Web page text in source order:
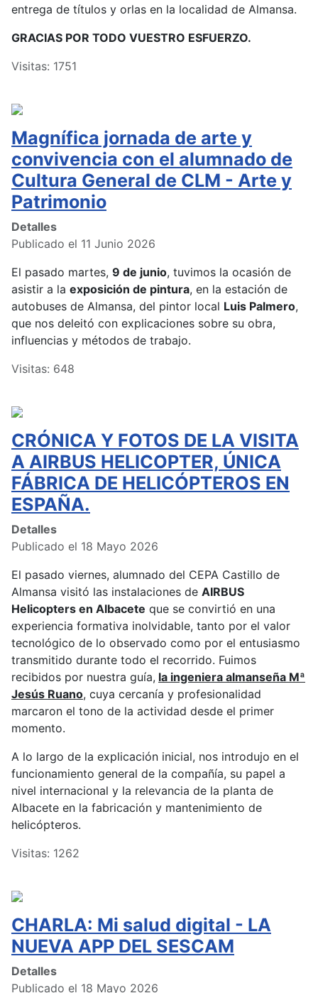
entrega de títulos y orlas en la localidad de Almansa.
GRACIAS POR TODO VUESTRO ESFUERZO.
Visitas: 1751
Magnífica jornada de arte y
convivencia con el alumnado de
Cultura General de CLM - Arte y
Patrimonio
Detalles
Publicado el 11 Junio 2026
El pasado martes, 9 de junio, tuvimos la ocasión de
asistir a la exposición de pintura, en la estación de
autobuses de Almansa, del pintor local Luis Palmero,
que nos deleitó con explicaciones sobre su obra,
influencias y métodos de trabajo.
Visitas: 648
CRÓNICA Y FOTOS DE LA VISITA
A AIRBUS HELICOPTER, ÚNICA
FÁBRICA DE HELICÓPTEROS EN
ESPAÑA.
Detalles
Publicado el 18 Mayo 2026
El pasado viernes, alumnado del CEPA Castillo de
Almansa visitó las instalaciones de AIRBUS
Helicopters en Albacete que se convirtió en una
experiencia formativa inolvidable, tanto por el valor
tecnológico de lo observado como por el entusiasmo
transmitido durante todo el recorrido. Fuimos
recibidos por nuestra guía, la ingeniera almanseña Mª
Jesús Ruano, cuya cercanía y profesionalidad
marcaron el tono de la actividad desde el primer
momento.
A lo largo de la explicación inicial, nos introdujo en el
funcionamiento general de la compañía, su papel a
nivel internacional y la relevancia de la planta de
Albacete en la fabricación y mantenimiento de
helicópteros.
Visitas: 1262
CHARLA: Mi salud digital - LA
NUEVA APP DEL SESCAM
Detalles
Publicado el 18 Mayo 2026